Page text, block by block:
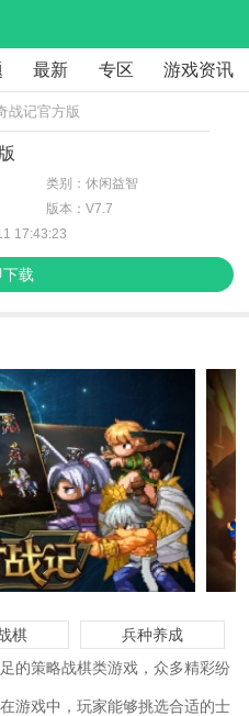
最新 专区 游戏资讯
战记官方版
类别：休闲益智
版本：V7.7
17:43:23
下载
棋
兵种养成
的策略战棋类游戏，众多精彩纷
游戏中，玩家能够挑选合适的士